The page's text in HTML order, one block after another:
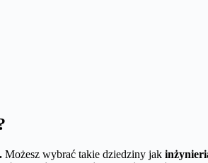
Możesz wybrać takie dziedziny jak